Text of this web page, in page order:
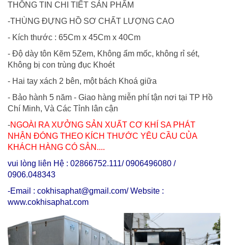
THÔNG TIN CHI TIẾT SẢN PHẨM
-THÙNG ĐỰNG HỒ SƠ CHẤT LƯỢNG CAO
- Kích thước : 65Cm x 45Cm x 40Cm
- Độ dày tôn Kẽm 5Zem, Không ẩm mốc, không rỉ sét,
Không bị con trùng đục Khoét
- Hai tay xách 2 bên, một bách Khoá giữa
- Bảo hành 5 năm - Giao hàng miễn phí tận nơi tại TP Hồ
Chí Minh, Và Các Tỉnh lân cận
-NGOÀI RA XƯỞNG SẢN XUẤT CƠ KHÍ SA PHÁT
NHẬN ĐÓNG THEO KÍCH THƯỚC YÊU CẦU CỦA
KHÁCH HÀNG CÓ SẲN....
vui lòng liên Hệ : 02866752.111/ 0906496080 /
0906.048343
-Email : cokhisaphat@gmail.com/ Website :
www.cokhisaphat.com